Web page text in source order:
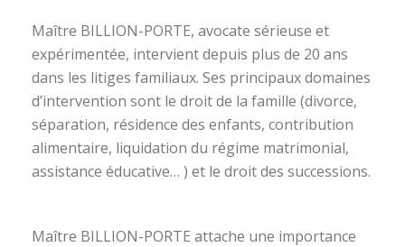
Maître BILLION-PORTE, avocate sérieuse et
expérimentée, intervient depuis plus de 20 ans
dans les litiges familiaux. Ses principaux domaines
d’intervention sont le droit de la famille (divorce,
séparation, résidence des enfants, contribution
alimentaire, liquidation du régime matrimonial,
assistance éducative… ) et le droit des successions.
Maître BILLION-PORTE attache une importance